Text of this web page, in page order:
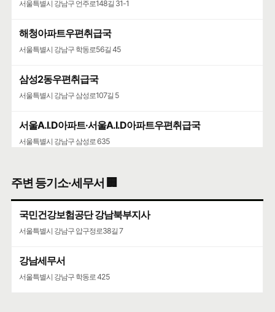
서울특별시 강남구 언주로148길 31-1
해청아파트우편취급국
서울특별시 강남구 학동로56길 45
삼성2동우편취급국
서울특별시 강남구 삼성로107길 5
서울A.I.D아파트·서울A.I.D아파트우편취급국
서울특별시 강남구 삼성로 635
서울특별시 강남구 도산대로 507
코엑스
서울특별시 강남구 영동대로 513
주변 등기소·세무서 🏢
국민건강보험공단 강남북부지사
서울특별시 강남구 압구정로38길 7
강남세무서
서울특별시 강남구 학동로 425